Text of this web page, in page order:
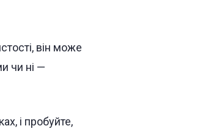
він може
чи ні —
і пробуйте,